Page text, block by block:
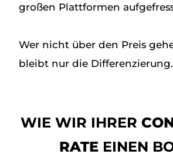
großen Plattformen
Wer nicht über den Preis
bleibt nur die Differenzierung.
WIE WIR IHRER
RATE EINEN